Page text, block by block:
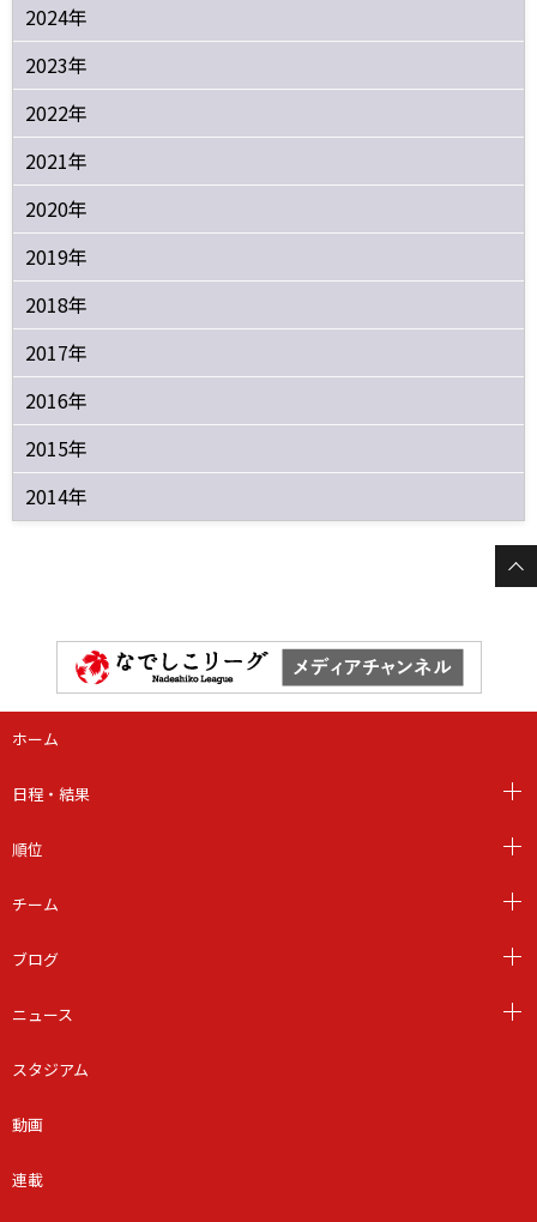
2024年
2023年
2022年
2021年
2020年
2019年
2018年
2017年
2016年
2015年
2014年
ホーム
日程・結果
順位
チーム
ブログ
ニュース
スタジアム
動画
連載